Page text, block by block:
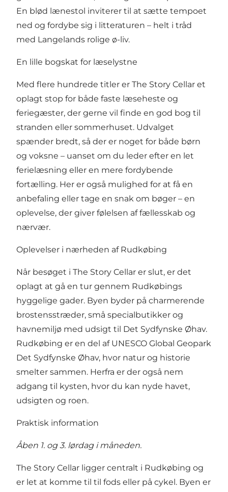
En blød lænestol inviterer til at sætte tempoet
ned og fordybe sig i litteraturen – helt i tråd
med Langelands rolige ø-liv.
En lille bogskat for læselystne
Med flere hundrede titler er The Story Cellar et
oplagt stop for både faste læseheste og
feriegæster, der gerne vil finde en god bog til
stranden eller sommerhuset. Udvalget
spænder bredt, så der er noget for både børn
og voksne – uanset om du leder efter en let
ferielæsning eller en mere fordybende
fortælling. Her er også mulighed for at få en
anbefaling eller tage en snak om bøger – en
oplevelse, der giver følelsen af fællesskab og
nærvær.
Oplevelser i nærheden af Rudkøbing
Når besøget i The Story Cellar er slut, er det
oplagt at gå en tur gennem Rudkøbings
hyggelige gader. Byen byder på charmerende
brostensstræder, små specialbutikker og
havnemiljø med udsigt til Det Sydfynske Øhav.
Rudkøbing er en del af UNESCO Global Geopark
Det Sydfynske Øhav, hvor natur og historie
smelter sammen. Herfra er der også nem
adgang til kysten, hvor du kan nyde havet,
udsigten og roen.
Praktisk information
Åben 1. og 3. lørdag i måneden.
The Story Cellar ligger centralt i Rudkøbing og
er let at komme til til fods eller på cykel. Byen er